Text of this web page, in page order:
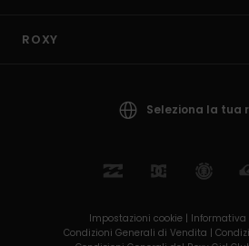
ROXY
Seleziona la tua
Impostazioni cookie | Informativa
Condizioni Generali di Vendita |